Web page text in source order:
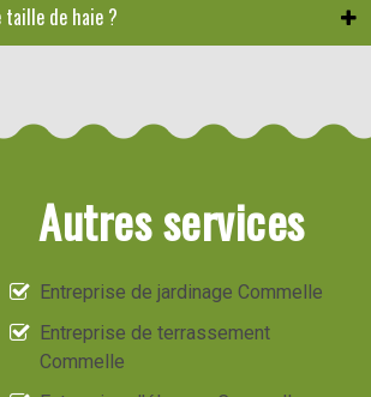
taille de haie ?
Autres services
Entreprise de jardinage Commelle
Entreprise de terrassement
Commelle